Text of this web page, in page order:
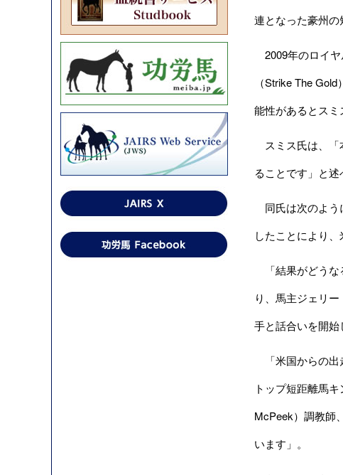
連となった豪州の
2009年のロイヤ
（Strike The
能性があるとスミ
スミス氏は、「
ることです」と述
同氏は次のよう
したことにより
「結果がどうな
り、馬主ジェリ
手と話合いを開始
「米国からの出
トップ短距離馬
McPeek）調教師
います」。